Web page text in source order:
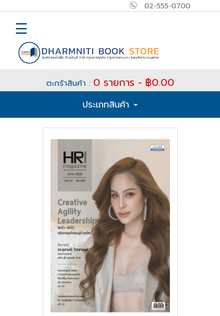
02-555-0700
MAIN
MENU
E-
บริษัท ธรรมนิติเพรส
☰
ตะกร้าสินค้า : 0 รายการ - ฿0.00
ประเภทสินค้า
×